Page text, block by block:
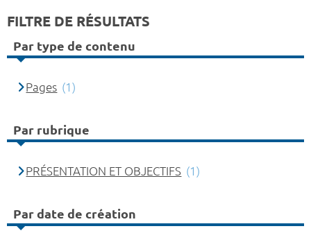
FILTRE DE RÉSULTATS
Par type de contenu
Pages (1)
Par rubrique
PRÉSENTATION ET OBJECTIFS (1)
Par date de création